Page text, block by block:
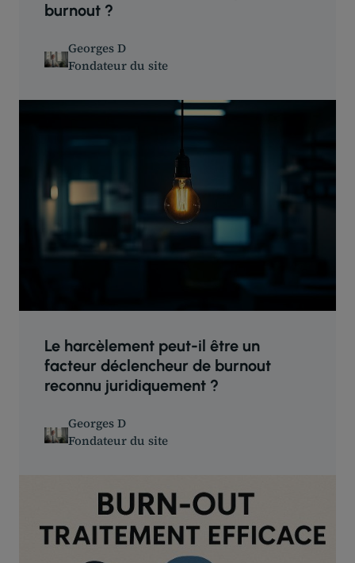
burnout ?
Georges D
Fondateur du site
Le harcèlement peut-il être un
facteur déclencheur de burnout
reconnu juridiquement ?
Georges D
Fondateur du site